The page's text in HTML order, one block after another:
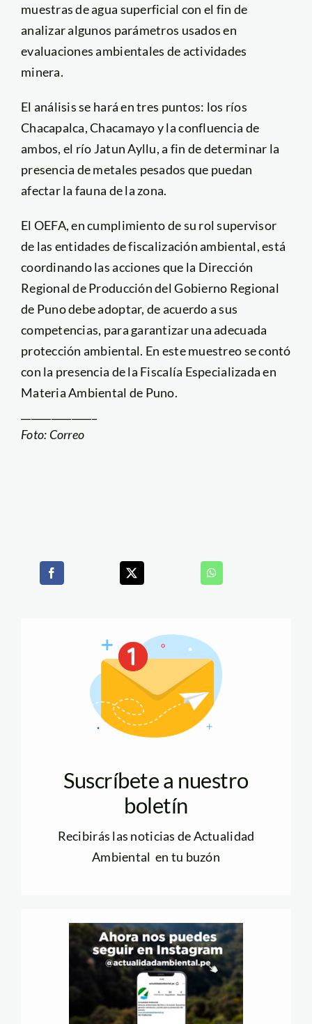
muestras de agua superficial con el fin de
analizar algunos parámetros usados en
evaluaciones ambientales de actividades
minera.
El análisis se hará en tres puntos: los ríos
Chacapalca, Chacamayo y la confluencia de
ambos, el río Jatun Ayllu, a fin de determinar la
presencia de metales pesados que puedan
afectar la fauna de la zona.
El OEFA, en cumplimiento de su rol supervisor
de las entidades de fiscalización ambiental, está
coordinando las acciones que la Dirección
Regional de Producción del Gobierno Regional
de Puno debe adoptar, de acuerdo a sus
competencias, para garantizar una adecuada
protección ambiental. En este muestreo se contó
con la presencia de la Fiscalía Especializada en
Materia Ambiental de Puno.
Foto: Correo
Suscríbete a nuestro
boletín
Recibirás las noticias de Actualidad
Ambiental en tu buzón